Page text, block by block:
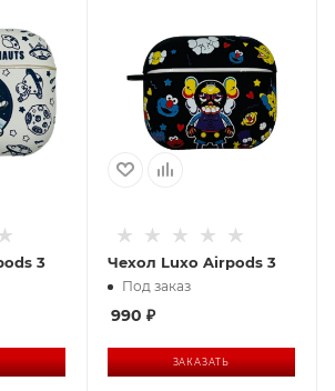
3 Чехол Luxo Airpods 3
Под заказ
990 ₽
ЗАКАЗАТЬ